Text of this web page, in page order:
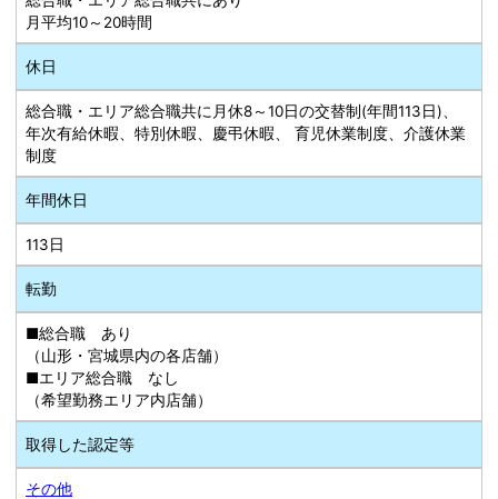
月平均10～20時間
休日
総合職・エリア総合職共に月休8～10日の交替制(年間113日)、
年次有給休暇、特別休暇、慶弔休暇、 育児休業制度、介護休業
制度
年間休日
113日
転勤
■総合職 あり
（山形・宮城県内の各店舗）
■エリア総合職 なし
（希望勤務エリア内店舗）
取得した認定等
その他